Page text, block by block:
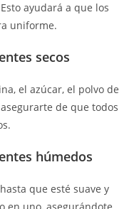
ayudará a que los
uniforme.
secos
el azúcar, el polvo de
de que todos
húmedos
que esté suave y